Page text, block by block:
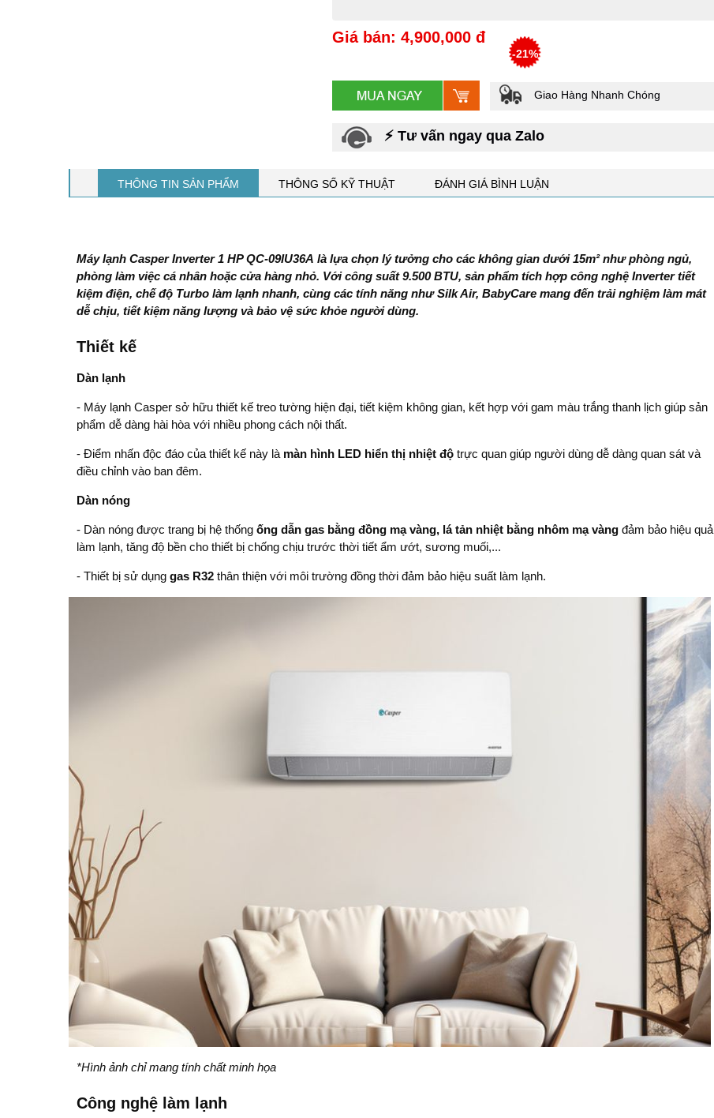
Giá bán: 4,900,000 đ
-21%
Giao Hàng Nhanh Chóng
⚡ Tư vấn ngay qua Zalo
THÔNG TIN SẢN PHẨM THÔNG SỐ KỸ THUẬT ĐÁNH GIÁ BÌNH LUẬN
Máy lạnh Casper Inverter 1 HP QC-09IU36A là lựa chọn lý tưởng cho các không gian dưới 15m² như phòng ngủ,
phòng làm việc cá nhân hoặc cửa hàng nhỏ. Với công suất 9.500 BTU, sản phẩm tích hợp công nghệ Inverter tiết
kiệm điện, chế độ Turbo làm lạnh nhanh, cùng các tính năng như Silk Air, BabyCare mang đến trải nghiệm làm mát
dễ chịu, tiết kiệm năng lượng và bảo vệ sức khỏe người dùng.
Thiết kế
Dàn lạnh
- Máy lạnh Casper sở hữu thiết kế treo tường hiện đại, tiết kiệm không gian, kết hợp với gam màu trắng thanh lịch giúp sản
phẩm dễ dàng hài hòa với nhiều phong cách nội thất.
- Điểm nhấn độc đáo của thiết kế này là màn hình LED hiển thị nhiệt độ trực quan giúp người dùng dễ dàng quan sát và
điều chỉnh vào ban đêm.
Dàn nóng
- Dàn nóng được trang bị hệ thống ống dẫn gas bằng đồng mạ vàng, lá tản nhiệt bằng nhôm mạ vàng đảm bảo hiệu quả
làm lạnh, tăng độ bền cho thiết bị chống chịu trước thời tiết ẩm ướt, sương muối,...
- Thiết bị sử dụng gas R32 thân thiện với môi trường đồng thời đảm bảo hiệu suất làm lạnh.
*Hình ảnh chỉ mang tính chất minh họa
Công nghệ làm lạnh